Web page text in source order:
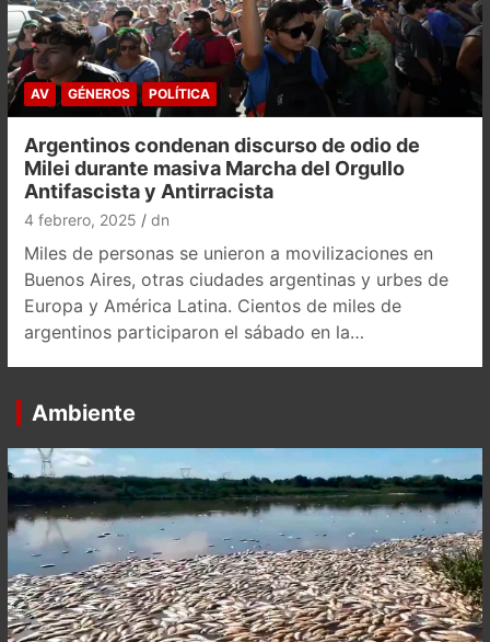
AV GÉNEROS POLÍTICA
Argentinos condenan discurso de odio de
Milei durante masiva Marcha del Orgullo
Antifascista y Antirracista
4 febrero, 2025 dn
Miles de personas se unieron a movilizaciones en
Buenos Aires, otras ciudades argentinas y urbes de
Europa y América Latina. Cientos de miles de
argentinos participaron el sábado en la…
Ambiente